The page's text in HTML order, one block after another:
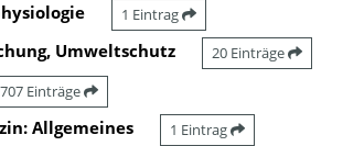
1 Eintrag
Umweltschutz 20 Einträge
707 Einträge
Allgemeines 1 Eintrag